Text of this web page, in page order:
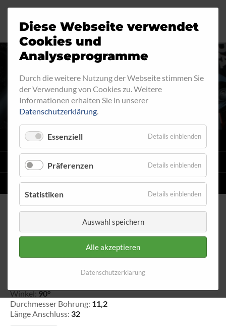
RINGFITTING 119
VARIO
STAHLFLEX -LEITUNGSKITS FÜR MOTORRÄDER
EINZELLEITUNGENNACH MASS
Ringfitting 119 Ø 11,2
Winkel: 90°
Durchmesser Bohrung: 11,2
Länge Anschluss: 32
Diese Webseite verwendet
Cookies und
Analyseprogramme
Durch die weitere Nutzung der Webseite stimmen Sie
der Verwendung von Cookies zu. Weitere
Informationen erhalten Sie in unserer
Datenschutzerklärung.
Essenziell Details einblenden
Präferenzen Details einblenden
Statistiken Details einblenden
Auswahl speichern
Alle akzeptieren
Datenschutzerklärung
Motorrad
Industrie
Automobil
Fahrrad
Ringfitting
Aussengewinde
Innengewinde
Hohlschrauben
Verteiler
Katalog
Jobs